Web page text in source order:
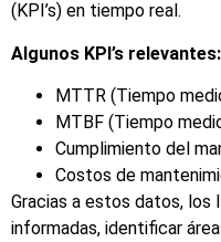
(KPI’s) en tiempo real.
Algunos KPI’s relevantes:
MTTR (Tiempo
MTBF (Tiempo
Cumplimiento del
Costos de
Gracias a estos datos, los
informadas, identificar